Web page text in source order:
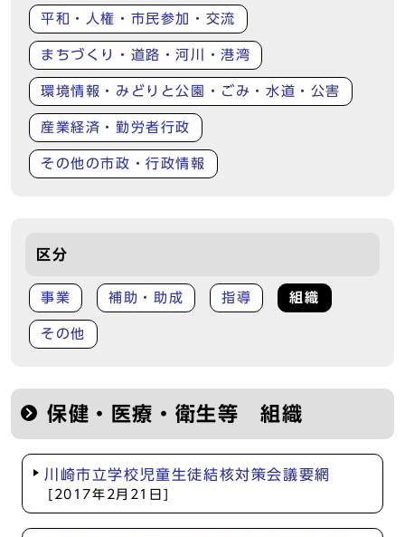
平和・人権・市民参加・交流
まちづくり・道路・河川・港湾
環境情報・みどりと公園・ごみ・水道・公害
産業経済・勤労者行政
その他の市政・行政情報
区分
事業 補助・助成 指導 組織
その他
保健・医療・衛生等 組織
川崎市立学校児童生徒結核対策会議要網
[2017年2月21日]